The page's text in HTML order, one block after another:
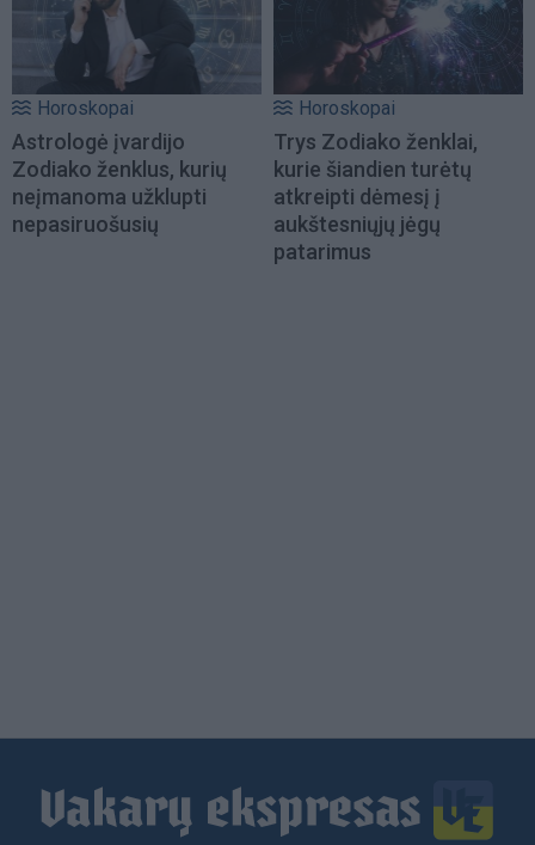
Horoskopai
Astrologė įvardijo
Zodiako ženklus, kurių
neįmanoma užklupti
nepasiruošusių
Horoskopai
Trys Zodiako ženklai,
kurie šiandien turėtų
atkreipti dėmesį į
aukštesniųjų jėgų
patarimus